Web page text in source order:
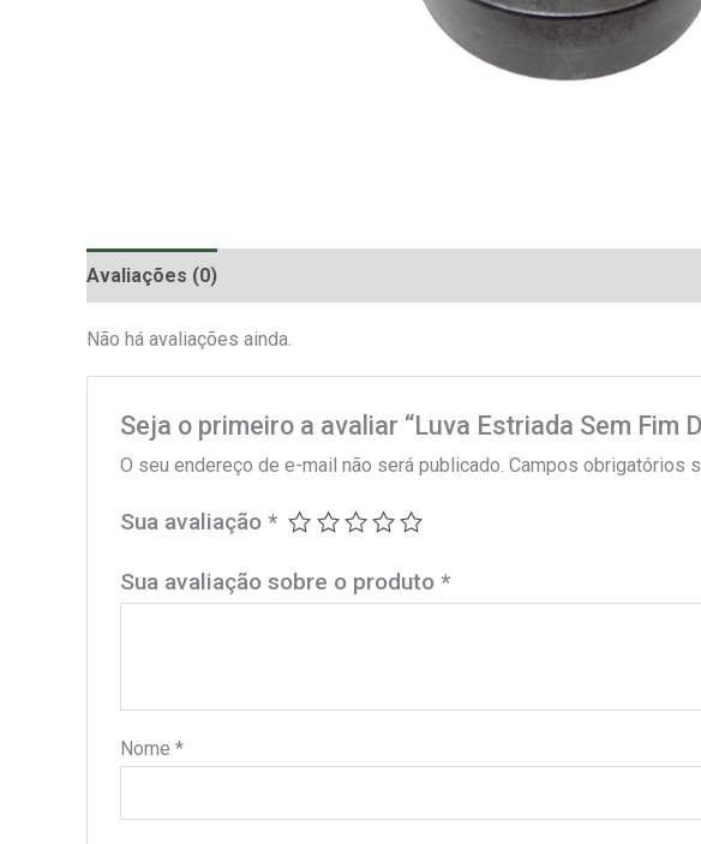
Avaliações (0)
Não há avaliações ainda.
Seja o primeiro a avaliar “Luva Estriada Sem Fim
O seu endereço de e-mail não será publicado. Campos obrigatórios
Sua avaliação *
Sua avaliação sobre o produto *
Nome *